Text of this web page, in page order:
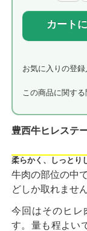
カート
お気に入りの登録
この商品に関す
豊西牛ヒレステ
柔らかく、しっとり
牛肉の部位の中
どしか取れません
今回はそのヒレ
す。量も程よい